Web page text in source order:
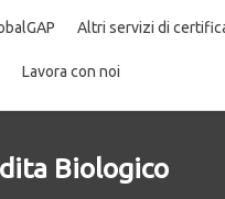
Altri servizi di
Lavora con noi
Biologico